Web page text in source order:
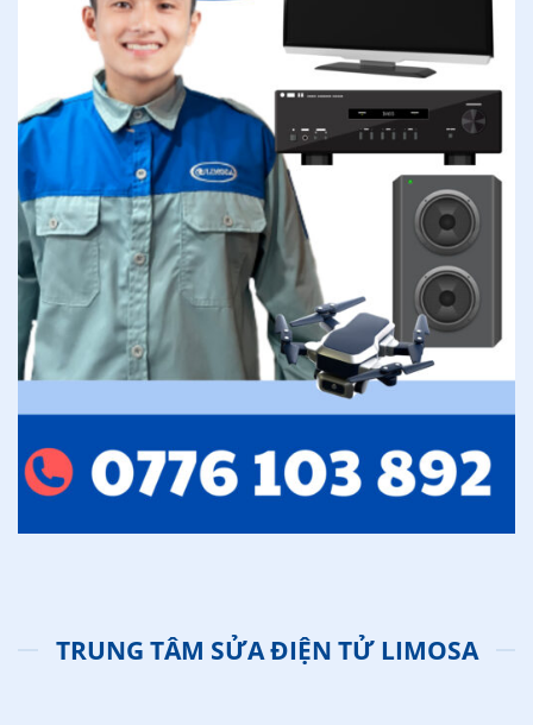
TRUNG TÂM SỬA ĐIỆN TỬ LIMOSA